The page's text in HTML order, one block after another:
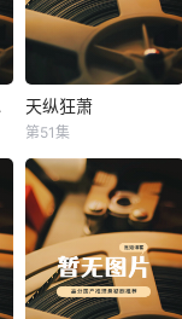
天纵狂萧
天纵狂萧
第51集